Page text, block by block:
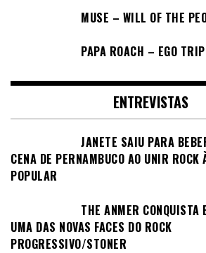
MUSE – WILL OF THE
PAPA ROACH – EGO TRIP
ENTREVISTAS
JANETE SAIU PARA
CENA DE PERNAMBUCO AO UNIR ROCK
POPULAR
THE ANMER CONQUISTA
UMA DAS NOVAS FACES DO ROCK
PROGRESSIVO/STONER